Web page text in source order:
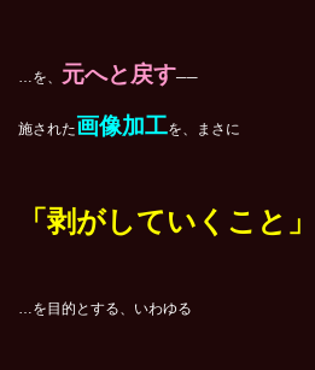
…を、 元へと戻す──
施された画像加工を、まさに
「剥がしていくこと」
…を目的とする、いわゆる